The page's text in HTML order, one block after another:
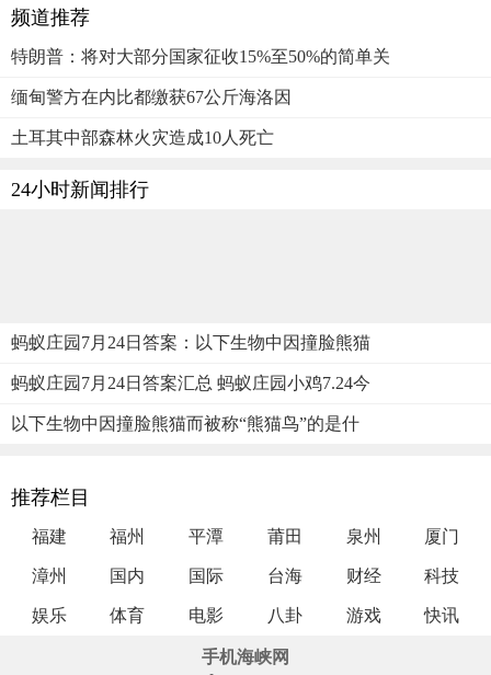
频道推荐
特朗普：将对大部分国家征收15%至50%的简单关
缅甸警方在内比都缴获67公斤海洛因
土耳其中部森林火灾造成10人死亡
24小时新闻排行
蚂蚁庄园7月24日答案：以下生物中因撞脸熊猫
蚂蚁庄园7月24日答案汇总 蚂蚁庄园小鸡7.24今
以下生物中因撞脸熊猫而被称“熊猫鸟”的是什
推荐栏目
福建 福州 平潭 莆田 泉州 厦门
漳州 国内 国际 台海 财经 科技
娱乐 体育 电影 八卦 游戏 快讯
手机海峡网